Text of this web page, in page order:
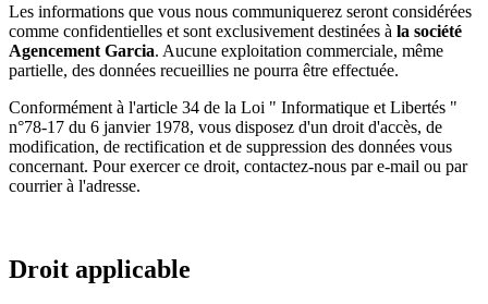
Les informations que vous nous communiquerez seront considérées
comme confidentielles et sont exclusivement destinées à la société
Agencement Garcia. Aucune exploitation commerciale, même
partielle, des données recueillies ne pourra être effectuée.
Conformément à l'article 34 de la Loi " Informatique et Libertés "
n°78-17 du 6 janvier 1978, vous disposez d'un droit d'accès, de
modification, de rectification et de suppression des données vous
concernant. Pour exercer ce droit, contactez-nous par e-mail ou par
courrier à l'adresse.
Droit applicable